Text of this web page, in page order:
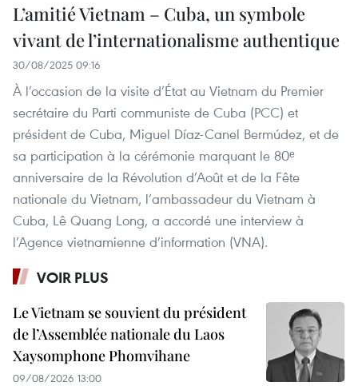
L’amitié Vietnam – Cuba, un symbole
vivant de l’internationalisme authentique
30/08/2025 09:16
À l’occasion de la visite d’État au Vietnam du Premier
secrétaire du Parti communiste de Cuba (PCC) et
président de Cuba, Miguel Díaz-Canel Bermúdez, et de
sa participation à la cérémonie marquant le 80ᵉ
anniversaire de la Révolution d’Août et de la Fête
nationale du Vietnam, l’ambassadeur du Vietnam à
Cuba, Lê Quang Long, a accordé une interview à
l’Agence vietnamienne d’information (VNA).
VOIR PLUS
Le Vietnam se souvient du président
de l’Assemblée nationale du Laos
Xaysomphone Phomvihane
09/08/2026 13:00